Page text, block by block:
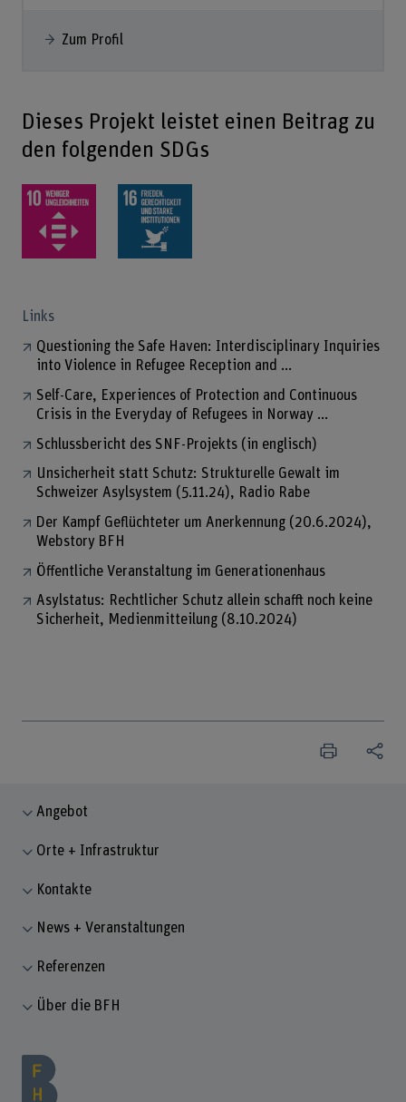
Zum Profil
Dieses Projekt leistet einen Beitrag zu
den folgenden SDGs
Links
Questioning the Safe Haven: Interdisciplinary Inquiries
into Violence in Refugee Reception and ...
Self-Care, Experiences of Protection and Continuous
Crisis in the Everyday of Refugees in Norway ...
Schlussbericht des SNF-Projekts (in englisch)
Unsicherheit statt Schutz: Strukturelle Gewalt im
Schweizer Asylsystem (5.11.24), Radio Rabe
Der Kampf Geflüchteter um Anerkennung (20.6.2024),
Webstory BFH
Öffentliche Veranstaltung im Generationenhaus
Asylstatus: Rechtlicher Schutz allein schafft noch keine
Sicherheit, Medienmitteilung (8.10.2024)
Angebot
Orte + Infrastruktur
Kontakte
News + Veranstaltungen
Referenzen
Über die BFH